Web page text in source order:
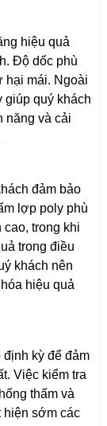
hiệu quả
Độ dốc phù
hại mái. Ngoài
giúp quý khách
năng và cải
đảm bảo
lợp poly phù
trong khi
trong điều
khách nên
hiệu quả
kỳ để đảm
Việc kiểm tra
thấm và
hiện sớm các